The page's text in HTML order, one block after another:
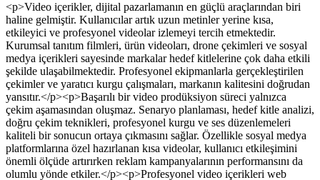
<p>Video içerikler, dijital pazarlamanın en güçlü araçlarından biri
haline gelmiştir. Kullanıcılar artık uzun metinler yerine kısa,
etkileyici ve profesyonel videolar izlemeyi tercih etmektedir.
Kurumsal tanıtım filmleri, ürün videoları, drone çekimleri ve sosyal
medya içerikleri sayesinde markalar hedef kitlelerine çok daha etkili
şekilde ulaşabilmektedir. Profesyonel ekipmanlarla gerçekleştirilen
çekimler ve yaratıcı kurgu çalışmaları, markanın kalitesini doğrudan
yansıtır.</p><p>Başarılı bir video prodüksiyon süreci yalnızca
çekim aşamasından oluşmaz. Senaryo planlaması, hedef kitle analizi,
doğru çekim teknikleri, profesyonel kurgu ve ses düzenlemeleri
kaliteli bir sonucun ortaya çıkmasını sağlar. Özellikle sosyal medya
platformlarına özel hazırlanan kısa videolar, kullanıcı etkileşimini
önemli ölçüde artırırken reklam kampanyalarının performansını da
olumlu yönde etkiler.</p><p>Profesyonel video içerikleri web